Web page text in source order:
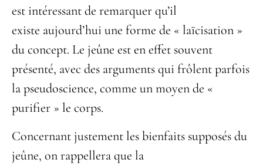
est intéressant de remarquer qu’il
existe aujourd’hui une forme de « laïcisation »
du concept. Le jeûne est en effet souvent
présenté, avec des arguments qui frôlent parfois
la pseudoscience, comme un moyen de «
purifier » le corps.
Concernant justement les bienfaits supposés du
jeûne, on rappellera que la